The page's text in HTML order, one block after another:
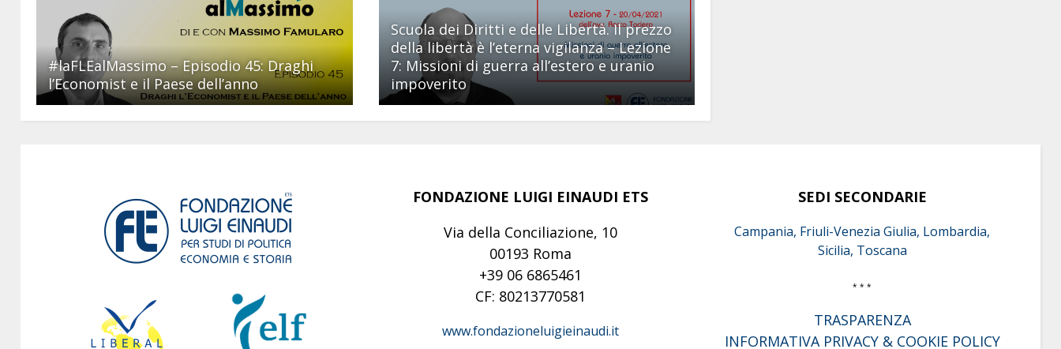
#laFLEalMassimo – Episodio 45: Draghi
l’Economist e il Paese dell’anno
Scuola dei Diritti e delle Libertà. Il prezzo
della libertà è l’eterna vigilanza – Lezione
7: Missioni di guerra all’estero e uranio
impoverito
FONDAZIONE LUIGI EINAUDI ETS
Via della Conciliazione, 10
00193 Roma
+39 06 6865461
CF: 80213770581
www.fondazioneluigieinaudi.it
SEDI SECONDARIE
Campania, Friuli-Venezia Giulia, Lombardia,
Sicilia, Toscana
* * *
TRASPARENZA
INFORMATIVA PRIVACY & COOKIE POLICY